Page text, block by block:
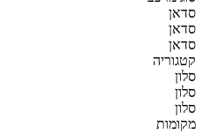
סדאן
סדאן
סדאן
קטגוריה
סלון
סלון
סלון
מקומות